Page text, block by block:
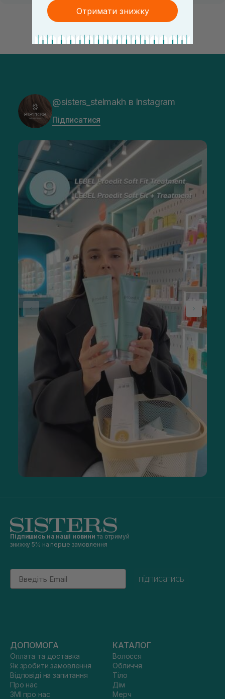
@sisters_stelmakh в Instagram
Підписатися
Підпишись на наші новини та отримуй
знижку 5% на перше замовлення
Email
підписатись
ДОПОМОГА
Оплата та доставка
Як зробити замовлення
Відповіді на запитання
Про нас
ЗМІ про нас
КАТАЛОГ
Волосся
Обличчя
Тіло
Дім
Мерч
Отримати знижку